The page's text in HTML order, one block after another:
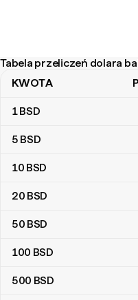
Tabela przeliczeń dolara
Tabela przeliczeń dolara
KWOTA
1BSD
5 BSD
10 BSD
20 BSD
50 BSD
100 BSD
500 BSD